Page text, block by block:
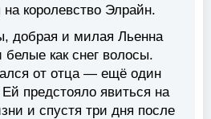
на королевство Элрайн.
добрая и милая Льенна
белые как снег волосы.
от отца — ещё один
предстояло явиться на
и спустя три дня после